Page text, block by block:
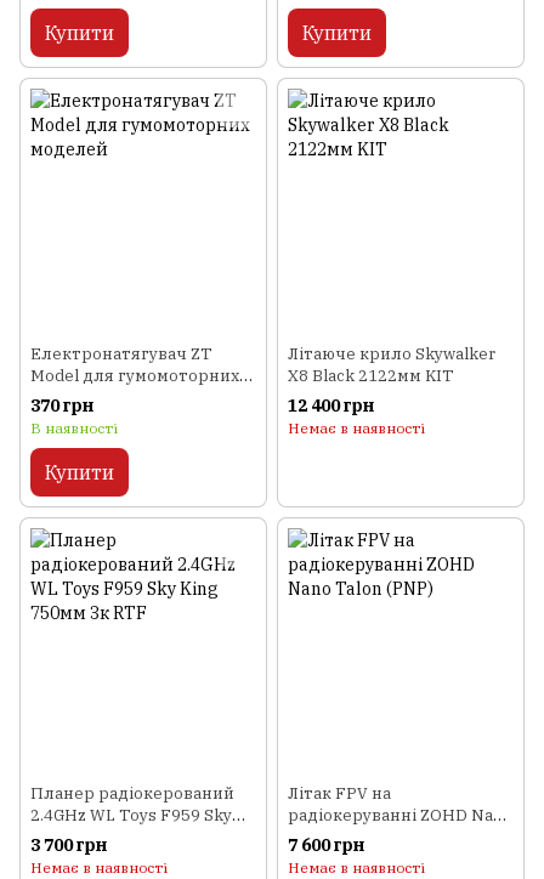
Купити Купити
Електронатягувач ZT
Model для гумомоторних
моделей
370 грн
В наявності
Купити
Літаюче крило Skywalker
X8 Black 2122мм KIT
12 400 грн
Немає в наявності
Планер радіокерований
2.4GHz WL Toys F959 Sky
King 750мм 3к RTF
3 700 грн
Немає в наявності
Літак FPV на
радіокеруванні ZOHD Nano
Talon (PNP)
7 600 грн
Немає в наявності